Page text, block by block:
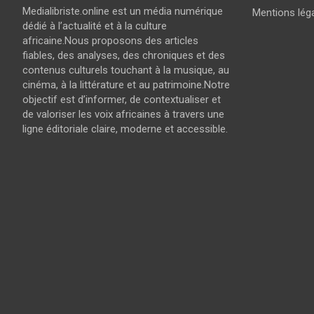
Medialibriste.online est un média numérique
dédié à l’actualité et à la culture
africaine.Nous proposons des articles
fiables, des analyses, des chroniques et des
contenus culturels touchant à la musique, au
cinéma, à la littérature et au patrimoine.Notre
objectif est d’informer, de contextualiser et
de valoriser les voix africaines à travers une
ligne éditoriale claire, moderne et accessible.
Mentions